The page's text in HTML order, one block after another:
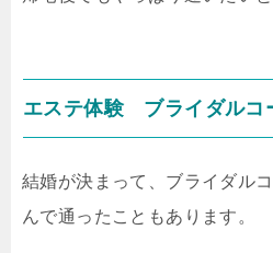
エステ体験 ブライダルコ
結婚が決まって、ブライダル
んで通ったこともあります。